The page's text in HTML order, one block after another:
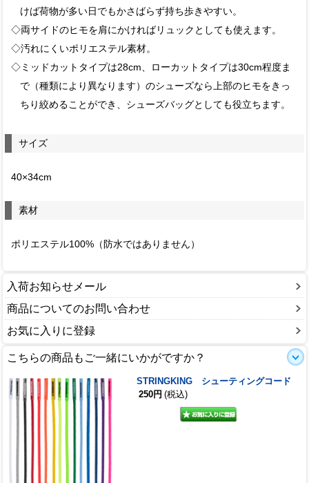
けば荷物が多い日でもかさばらず持ち歩きやすい。
◇両サイドのヒモを肩にかければリュックとしても使えます。
◇汚れにくいポリエステル素材。
◇ミッドカットタイプは28cm、ローカットタイプは30cm程度ま
で（種類により異なります）のシューズなら上部のヒモをきっ
ちり絞めることができ、シューズバッグとしても役立ちます。
サイズ
40×34cm
素材
ポリエステル100%（防水ではありません）
入荷お知らせメール
商品についてのお問い合わせ
お気に入りに登録
こちらの商品もご一緒にいかがですか？
STRINGKING シューティングコード
250円 (税込)